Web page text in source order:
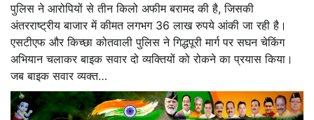
पुलिस ने आरोपियों से तीन किलो अफीम बरामद की है, जिसकी
अंतरराष्ट्रीय बाजार में कीमत लगभग 36 लाख रुपये आंकी जा रही है।
एसटीएफ और किच्छा कोतवाली पुलिस ने गिद्धपूरी मार्ग पर सघन चेकिंग
अभियान चलाकर बाइक सवार दो व्यक्तियों को रोकने का प्रयास किया।
जब बाइक सवार व्यक्त…